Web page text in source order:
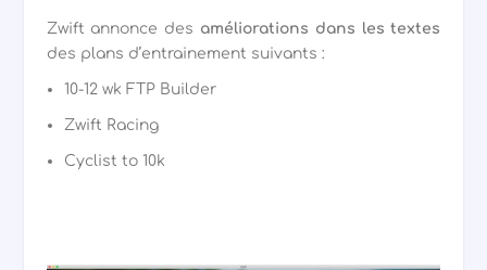
Zwift annonce des améliorations dans les textes
des plans d’entrainement suivants :
10-12 wk FTP Builder
Zwift Racing
Cyclist to 10k